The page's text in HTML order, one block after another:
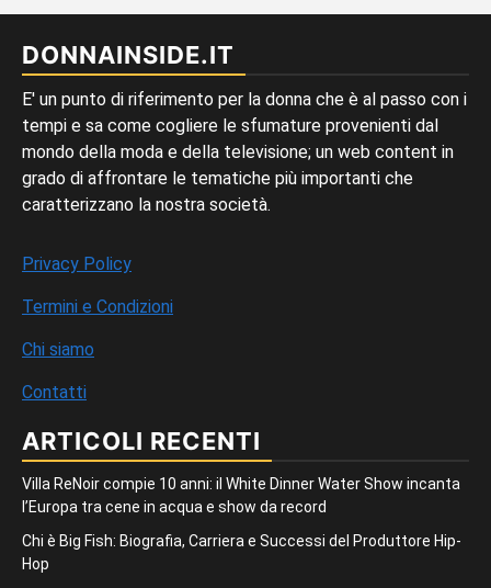
DONNAINSIDE.IT
E' un punto di riferimento per la donna che è al passo con i
tempi e sa come cogliere le sfumature provenienti dal
mondo della moda e della televisione; un web content in
grado di affrontare le tematiche più importanti che
caratterizzano la nostra società.
Privacy Policy
Termini e Condizioni
Chi siamo
Contatti
ARTICOLI RECENTI
Villa ReNoir compie 10 anni: il White Dinner Water Show incanta
l’Europa tra cene in acqua e show da record
Chi è Big Fish: Biografia, Carriera e Successi del Produttore Hip-
Hop